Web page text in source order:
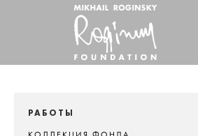
РАБОТЫ